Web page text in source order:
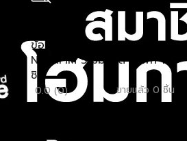
ข้อต่อสายไมโคร 3 ทาง
NETAFIM 5 มม. สีดำ แพ็ก 10
ชิ...
0.0 (0) ขายแล้ว 0 ชิ้น
สินค้าหมด